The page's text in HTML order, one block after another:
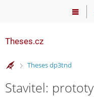
Theses.cz
>
Theses dp3tnd
Stavitel: